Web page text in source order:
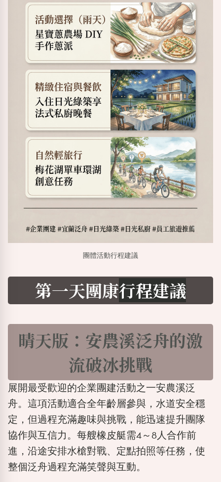
團體活動行程建議
第一天團康行程建議
晴天版：安農溪泛舟的激
流破冰挑戰
展開最受歡迎的企業團建活動之一安農溪泛
舟。這項活動適合全年齡層參與，水道安全穩
定，但過程充滿趣味與挑戰，能迅速提升團隊
協作與互信力。每艘橡皮艇需4～8人合作前
進，沿途安排水槍對戰、定點拍照等任務，使
整個泛舟過程充滿笑聲與互動。